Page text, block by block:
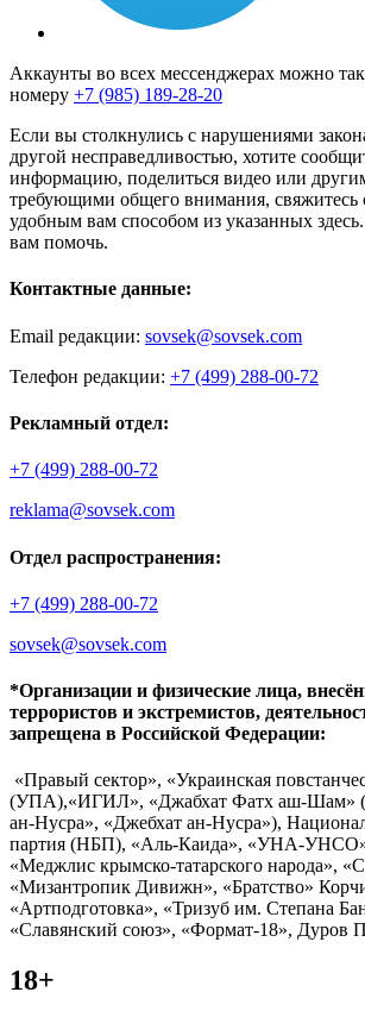
Аккаунты во всех мессенджерах можно
номеру +7 (985) 189-28-20
Если вы столкнулись с нарушениями
другой несправедливостью, хотите
информацию, поделиться видео или
требующими общего внимания,
удобным вам способом из указанных
вам помочь.
Контактные данные:
Email редакции: sovsek@sovsek.com
Телефон редакции: +7 (499) 288-00-72
Рекламный отдел:
+7 (499) 288-00-72
reklama@sovsek.com
Отдел распространения:
+7 (499) 288-00-72
sovsek@sovsek.com
*Организации и физические лица,
террористов и экстремистов,
запрещена в Российской Федерации:
«Правый сектор», «Украинская
(УПА),«ИГИЛ», «Джабхат Фатх аш-Шам»
ан-Нусра», «Джебхат ан-Нусра»),
партия (НБП), «Аль-Каида», «УНА-
«Меджлис крымско-татарского народа»,
«Мизантропик Дивижн», «Братство»
«Артподготовка», «Тризуб им. Степана
«Славянский союз», «Формат-18», Дуров
18+